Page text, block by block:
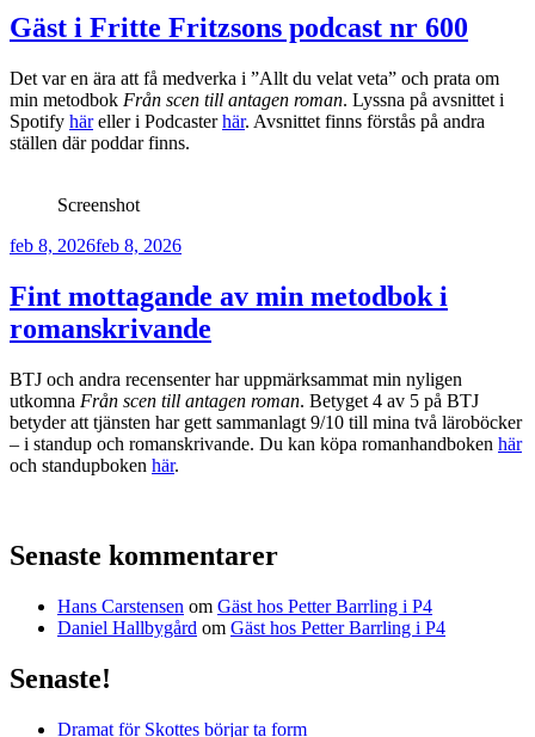
Gäst i Fritte Fritzsons podcast nr 600
Det var en ära att få medverka i ”Allt du velat veta” och prata om
min metodbok Från scen till antagen roman. Lyssna på avsnittet i
Spotify häreller i Podcasterhär. Avsnittet finns förstås på andra
ställen där poddar finns.
Screenshot
Publicerat
feb 8, 2026feb 8, 2026
Fint mottagande av min metodbok i
romanskrivande
BTJ och andra recensenter har uppmärksammat min nyligen
utkomna Från scen till antagen roman. Betyget 4 av 5 på BTJ
betyder att tjänsten har gett sammanlagt 9/10 till mina två läroböcker
– i standup och romanskrivande. Du kan köpa romanhandboken här
och standupboken här.
Senaste kommentarer
Hans Carstensen om Gäst hos Petter Barrling i P4
Daniel Hallbygård om Gäst hos Petter Barrling i P4
Senaste!
Dramat för Skottes börjar ta form